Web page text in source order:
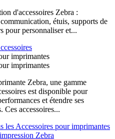
d'accessoires Zebra :
étuis, supports de
pour personnaliser et...
imprimantes
imprimantes
Zebra, une gamme
est disponible pour
et étendre ses
Ces accessoires...
les Accessoires pour imprimantes
Zebra